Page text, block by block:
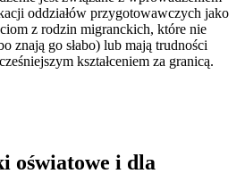
oddziałów przygotowawczych jako
z rodzin migranckich, które nie
znają go słabo) lub mają trudności
kształceniem za granicą.
oświatowe i dla